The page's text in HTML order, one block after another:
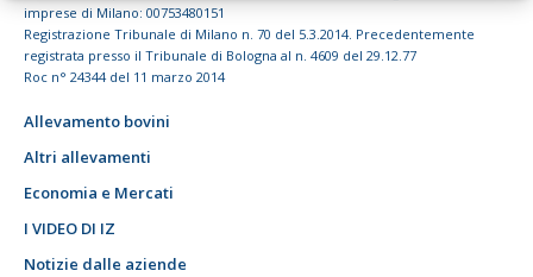
imprese di Milano: 00753480151
Registrazione Tribunale di Milano n. 70 del 5.3.2014. Precedentemente
registrata presso il Tribunale di Bologna al n. 4609 del 29.12.77
Roc n° 24344 del 11 marzo 2014
Allevamento bovini
Altri allevamenti
Economia e Mercati
I VIDEO DI IZ
Notizie dalle aziende